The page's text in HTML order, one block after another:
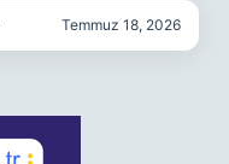
Temmuz 18, 2026